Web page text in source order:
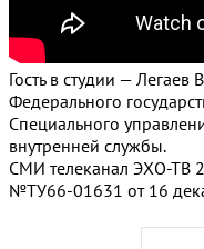
Гость в студии —
Федерального
Специального
внутренней службы.
СМИ телеканал ЭХО-ТВ
№ТУ66-01631 от 16